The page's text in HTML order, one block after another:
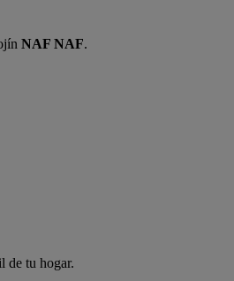
NAF NAF.
de tu hogar.